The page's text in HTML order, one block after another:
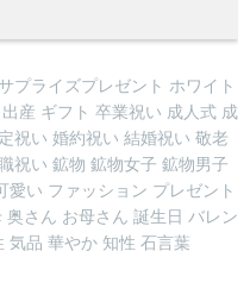
プライズプレゼント ホワイト
産 ギフト 卒業祝い 成人式 成
祝い 婚約祝い 結婚祝い 敬老
祝い 鉱物 鉱物女子 鉱物男子
い ファッション プレゼント
さん お母さん 誕生日 バレン
気品 華やか 知性 石言葉